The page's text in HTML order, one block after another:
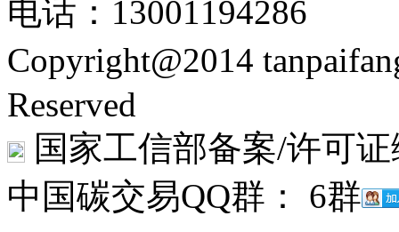
电话：13001194286
Copyright@2014
Reserved
国家工信部备案/许可
中国碳交易QQ群： 6群